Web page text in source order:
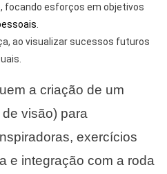
focando esforços em objetivos
ao visualizar sucessos futuros
a criação de um
visão) para
exercícios
e integração com a roda